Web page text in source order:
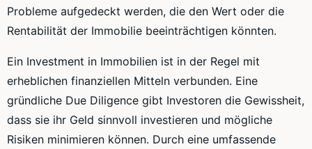
Probleme aufgedeckt werden, die den Wert oder die
Rentabilität der Immobilie beeinträchtigen könnten.
Ein Investment in Immobilien ist in der Regel mit
erheblichen finanziellen Mitteln verbunden. Eine
gründliche Due Diligence gibt Investoren die Gewissheit,
dass sie ihr Geld sinnvoll investieren und mögliche
Risiken minimieren können. Durch eine umfassende